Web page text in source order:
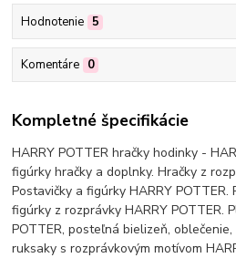
Hodnotenie 5
Komentáre 0
Kompletné špecifikácie
HARRY POTTER hračky hodinky -
figúrky hračky a doplnky. Hračky z
Postavičky a figúrky HARRY POTTER.
figúrky z rozprávky HARRY POTTER.
POTTER, posteľná bielizeň,
ruksaky s rozprávkovým motívom